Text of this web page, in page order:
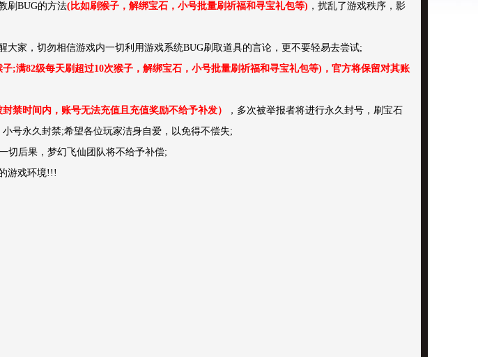
刷BUG的方法(比如刷猴子，解绑宝石，小号批量刷祈福和寻宝礼包等) ，扰乱了游戏秩序，影
大家，切勿相信游戏内一切利用游戏系统BUG刷取道具的言论，更不要轻易去尝试;
;满82级每天刷超过10次猴子，解绑宝石，小号批量刷祈福和寻宝礼包等)，官方将保留对其账
禁时间内，账号无法充值且充值奖励不给予补发）
，多次被举报者将进行永久封号，刷宝石
号永久封禁;希望各位玩家洁身自爱，以免得不偿失;
切后果，梦幻飞仙团队将不给予补偿;
游戏环境!!!